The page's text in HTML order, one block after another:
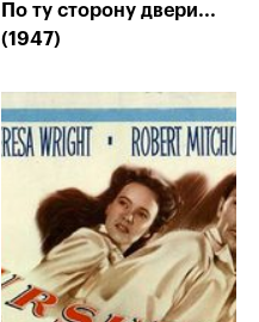
По ту сторону двери...
(1947)